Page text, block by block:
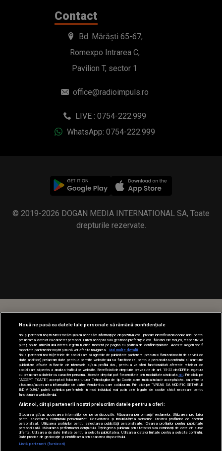
Contact
Bd. Mărăști 65-67,
Romexpo Intrarea C,
Pavilion T, sector 1
office@radioimpuls.ro
LIVE : 0754-222.999
WhatsApp: 0754-222.999
© 2019-2026 DOGAN MEDIA INTERNATIONAL SA, Toate
drepturile rezervate.
Nouă ne pasă ca datele tale personale să rămână confidențiale
Noi și partenerii noștri589stocăm și/sau accesăm informații pe dispozitivul dvs., precum identificatorii cookie unici pentru
prelucrarea datelor cu caracter personal. Puteți accepta sau gestiona preferințele dvs. făcând clic mai jos, respectiv vă
puteți opune utilizării unui interes legitim în orice moment pe pagina cu politica de confidențialitate. Aceste alegeri vor fi
raportate partenerilor noștri și nu vă vor afecta navigarea.
Mai multe detalii
Noi si partenerii nostri (retelele de socializare si agentiile de publicitate partenere, precum si furnizorii nostri de servicii de
date analitice) prelucram date pentru a permite website-ului sa functioneze, pentru a personaliza continutul si anunturile
publicitare afisate in functie de interesele si/sau profilul dvs., pentru a va oferi functionalitati aferente retelelor de
socializare si pentru a analiza traficul pe website. Beneficiati de drepturile prevazute de art. 15-22 din GDPR in legatura
cu prelucrarea datelor cu caracter personal. Aceste drepturi pot fi exercitate prin modalitatea indicataaici . Prin click pe
“ACCEPT TOATE”, acceptati folosirea tuturor Tehnologiilor de tip Cookie, care implica inclusiv acceptul dvs. cu privire la
stocarea/accesarea informatiilor de catre Vendor-ii cu care colaboram. Prin click pe “VREAU SA MODIFIC SETARILE
INDIVIDUAL” puteti schimba preferintele in mod individual, mai putin cele legate de cookie strict necesare pentru
functionarea website-ului.
Atât noi, cât și partenerii noștri prelucrăm datele pentru a oferi:
Stocarea și/sau accesarea informațiilor de pe un dispozitiv. Măsurarea performanței reclamelor. Utilizarea profilurilor
pentru selectarea conținutului personalizat. Dezvoltarea și îmbunătățirea serviciilor. Crearea profilurilor de conținut
personalizat. Utilizarea profilurilor pentru selectarea publicității personalizate. Crearea profilurilor pentru publicitate
personalizată. Măsurarea performanței conținutului. Înțelegerea publicului prin statistici sau combinații de date din surse
diferite. Utilizarea de date limitate pentru a selecta publicitatea. Utilizarea datelor limitate pentru a selecta conținutul.
Date precise de geolocație și identificarea prin scanarea dispozitivului.
Listă parteneri (furnizori)